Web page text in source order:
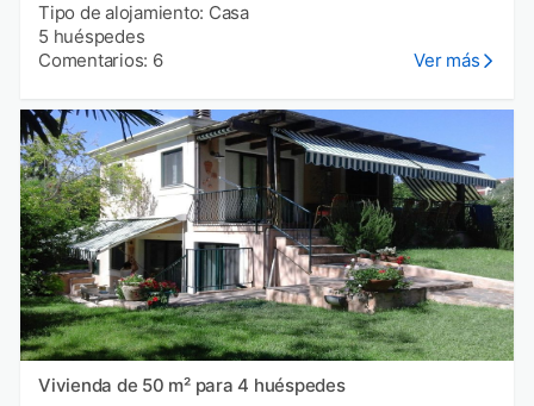
Tipo de alojamiento: Casa
5 huéspedes
Comentarios: 6
Ver más
Vivienda de 50 m² para 4 huéspedes